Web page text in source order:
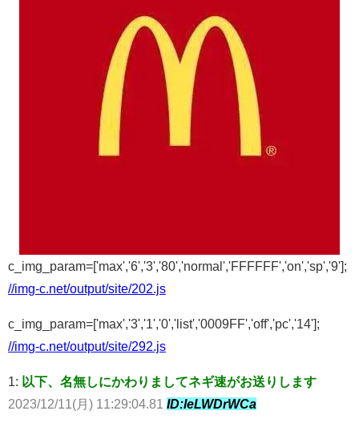
c_img_param=['max','6','3','80','normal','FFFFFF','on','sp','9'];
//img-c.net/output/site/202.js
c_img_param=['max','3','1','0','list','0009FF','off','pc','14'];
//img-c.net/output/site/292.js
1: 以下、名無しにかわりましてネギ速がお送りします
2023/12/11(月) 11:29:04.81 ID:leLWDrWCa